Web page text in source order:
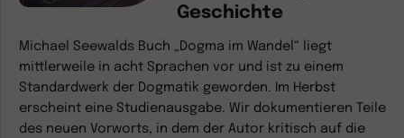
Geschichte
Michael Seewalds Buch „Dogma im Wandel“ liegt
mittlerweile in acht Sprachen vor und ist zu einem
Standardwerk der Dogmatik geworden. Im Herbst
erscheint eine Studienausgabe. Wir dokumentieren Teile
des neuen Vorworts, in dem der Autor kritisch auf die